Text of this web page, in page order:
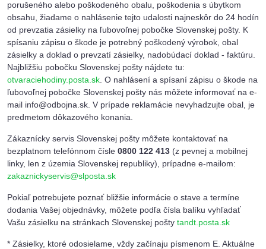
porušeného alebo poškodeného obalu, poškodenia s úbytkom
obsahu, žiadame o nahlásenie tejto udalosti najneskôr do 24 hodín
od prevzatia zásielky na ľubovoľnej pobočke Slovenskej pošty. K
spísaniu zápisu o škode je potrebný poškodený výrobok, obal
zásielky a doklad o prevzatí zásielky, nadobúdací doklad - faktúru.
Najbližšiu pobočku Slovenskej pošty nájdete tu:
otvaraciehodiny.posta.sk . O nahlásení a spísaní zápisu o škode na
ľubovoľnej pobočke Slovenskej pošty nás môžete informovať na e-
mail info@odbojna.sk. V prípade reklamácie nevyhadzujte obal, je
predmetom dôkazového konania.
Zákaznícky servis Slovenskej pošty môžete kontaktovať na
bezplatnom telefónnom čísle 0800 122 413 (z pevnej a mobilnej
linky, len z územia Slovenskej republiky), prípadne e-mailom:
zakaznickyservis@slposta.sk
Pokiaľ potrebujete poznať bližšie informácie o stave a termíne
dodania Vašej objednávky, môžete podľa čísla balíku vyhľadať
Vašu zásielku na stránkach Slovenskej pošty tandt.posta.sk
* Zásielky, ktoré odosielame, vždy začínaju písmenom E. Aktuálne